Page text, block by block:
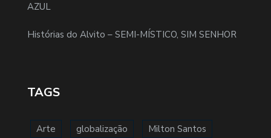
AZUL
Histórias do Alvito – SEMI-MÍSTICO, SIM SENHOR
TAGS
Arte globalização Milton Santos